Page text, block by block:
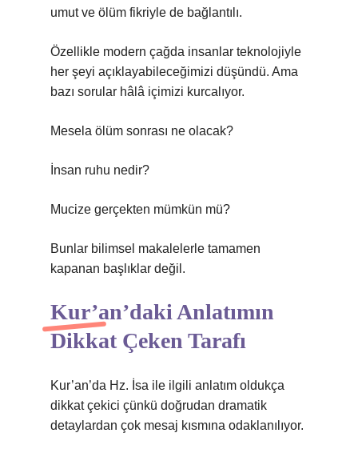
umut ve ölüm fikriyle de bağlantılı.
Özellikle modern çağda insanlar teknolojiyle
her şeyi açıklayabileceğimizi düşündü. Ama
bazı sorular hâlâ içimizi kurcalıyor.
Mesela ölüm sonrası ne olacak?
İnsan ruhu nedir?
Mucize gerçekten mümkün mü?
Bunlar bilimsel makalelerle tamamen
kapanan başlıklar değil.
Kur’an’daki Anlatımın
Dikkat Çeken Tarafı
Kur’an’da Hz. İsa ile ilgili anlatım oldukça
dikkat çekici çünkü doğrudan dramatik
detaylardan çok mesaj kısmına odaklanılıyor.